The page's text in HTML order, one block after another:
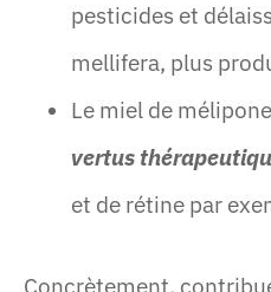
pesticides et
mellifera, plus
Le miel de
vertus
et de rétine par
Concrètement,